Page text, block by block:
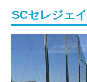
SCセレジェ